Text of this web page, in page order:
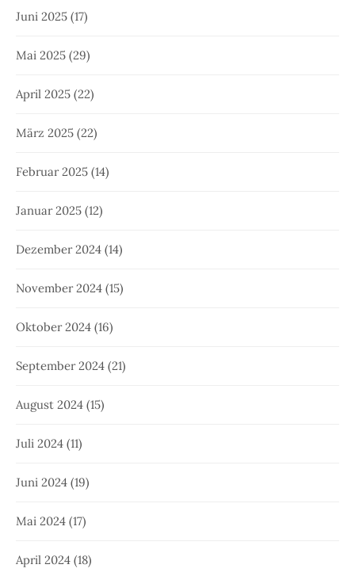
Juni 2025 (17)
Mai 2025 (29)
April 2025 (22)
März 2025 (22)
Februar 2025 (14)
Januar 2025 (12)
Dezember 2024 (14)
November 2024 (15)
Oktober 2024 (16)
September 2024 (21)
August 2024 (15)
Juli 2024 (11)
Juni 2024 (19)
Mai 2024 (17)
April 2024 (18)